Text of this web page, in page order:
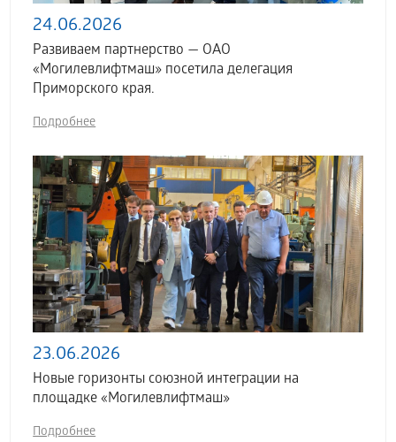
24.06.2026
Развиваем партнерство — ОАО
«Могилевлифтмаш» посетила делегация
Приморского края.
Подробнее
23.06.2026
Новые горизонты союзной интеграции на
площадке «Могилевлифтмаш»
Подробнее